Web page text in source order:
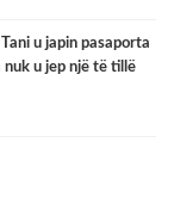
u japin pasaporta
nuk u jep një të tillë